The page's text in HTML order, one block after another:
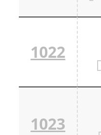
1022
1023